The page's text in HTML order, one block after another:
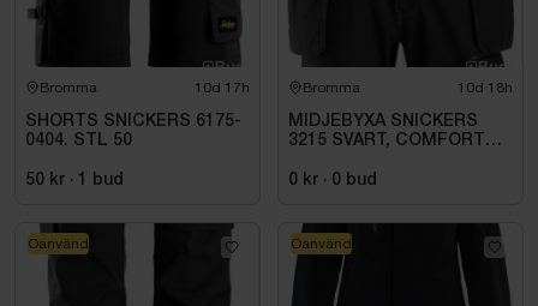
Bromma 10d 17h
SHORTS SNICKERS 6175-
0404. STL 50
50 kr · 1 bud
Bromma 10d 18h
MIDJEBYXA SNICKERS
3215 SVART, COMFORT
0 kr · 0 bud
Oanvänd Oanvänd